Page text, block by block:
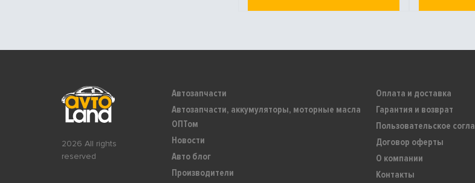
2026 All rights
reserved
Автозапчасти
Автозапчасти, аккумуляторы, моторные масла
ОПТом
Новости
Авто блог
Производители
Оплата и доставка
Гарантия и возврат
Пользовательское
Договор оферты
О компании
Контакты